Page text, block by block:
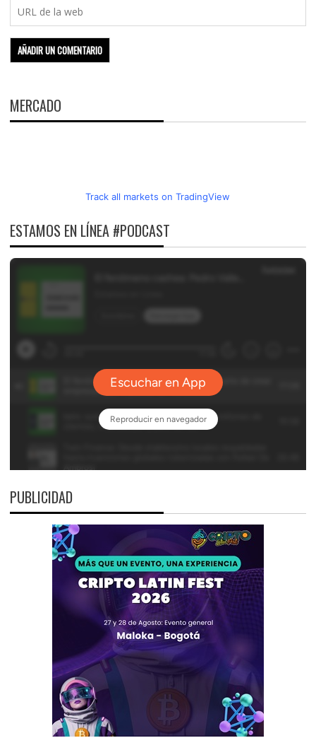
MERCADO
Track all markets on TradingView
ESTAMOS EN LÍNEA #PODCAST
PUBLICIDAD